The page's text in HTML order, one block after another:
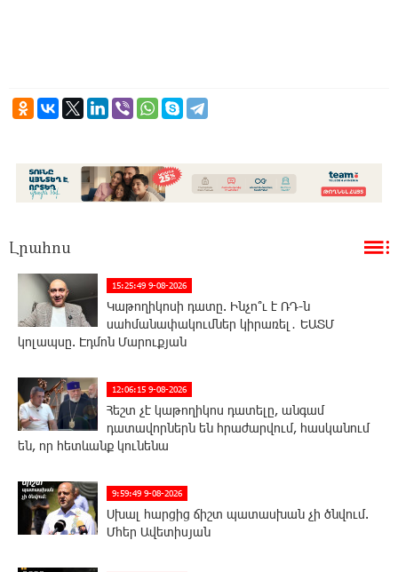
Լրահոս
15:25:49 9-08-2026
Կաթողիկոսի դատը. Ինչո՞ւ է ՌԴ-ն
սահմանափակումներ կիրառել․ ԵԱՏՄ
կոլապսը. Էդմոն Մարուքյան
12:06:15 9-08-2026
Հեշտ չէ կաթողիկոս դատելը, անգամ
դատավորներն են հրաժարվում, հասկանում
են, որ հետևանք կունենա
9:59:49 9-08-2026
Սխալ հարցից ճիշտ պատասխան չի ծնվում.
Մհեր Ավետիսյան